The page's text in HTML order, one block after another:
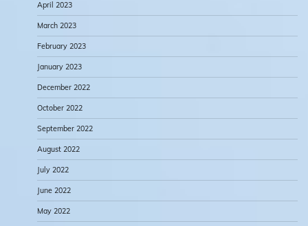
April 2023
March 2023
February 2023
January 2023
December 2022
October 2022
September 2022
August 2022
July 2022
June 2022
May 2022